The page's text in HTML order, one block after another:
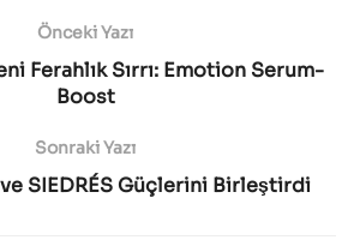
Önceki Yazı
Ferahlık Sırrı: Emotion Serum-
Boost
Sonraki Yazı
SIEDRÉS Güçlerini Birleştirdi